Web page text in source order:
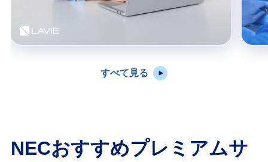
すべて見る
NECおすすめプレミアムサ